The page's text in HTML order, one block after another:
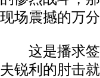
现场震撼的万分
这是播求签
夫锐利的肘击